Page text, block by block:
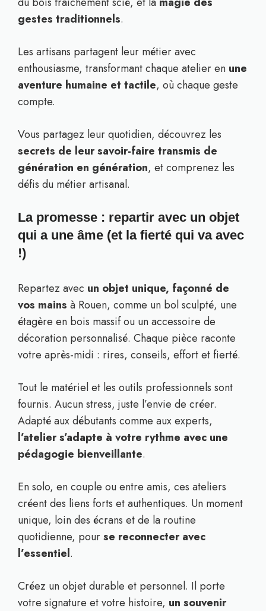
gestes traditionnels.
Les artisans partagent leur métier avec
enthousiasme, transformant chaque atelier en une
aventure humaine et tactile, où chaque geste
compte.
Vous partagez leur quotidien, découvrez les
secrets de leur savoir-faire transmis de
génération en génération, et comprenez les
défis du métier artisanal.
La promesse : repartir avec un objet
qui a une âme (et la fierté qui va avec
!)
Repartez avec un objet unique, façonné de
vos mains à Rouen, comme un bol sculpté, une
étagère en bois massif ou un accessoire de
décoration personnalisé. Chaque pièce raconte
votre après-midi : rires, conseils, effort et fierté.
Tout le matériel et les outils professionnels sont
fournis. Aucun stress, juste l’envie de créer.
Adapté aux débutants comme aux experts,
l’atelier s’adapte à votre rythme avec une
pédagogie bienveillante.
En solo, en couple ou entre amis, ces ateliers
créent des liens forts et authentiques. Un moment
unique, loin des écrans et de la routine
quotidienne, pourse reconnecter avec
l’essentiel.
Créez un objet durable et personnel. Il porte
votre signature et votre histoire, un souvenir